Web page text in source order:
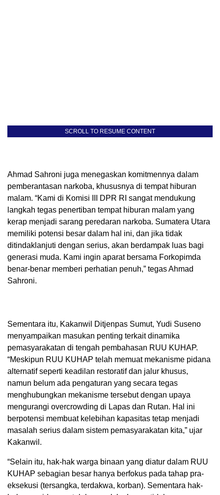
SCROLL TO RESUME CONTENT
Ahmad Sahroni juga menegaskan komitmennya dalam
pemberantasan narkoba, khususnya di tempat hiburan
malam. “Kami di Komisi III DPR RI sangat mendukung
langkah tegas penertiban tempat hiburan malam yang
kerap menjadi sarang peredaran narkoba. Sumatera Utara
memiliki potensi besar dalam hal ini, dan jika tidak
ditindaklanjuti dengan serius, akan berdampak luas bagi
generasi muda. Kami ingin aparat bersama Forkopimda
benar-benar memberi perhatian penuh,” tegas Ahmad
Sahroni.
Sementara itu, Kakanwil Ditjenpas Sumut, Yudi Suseno
menyampaikan masukan penting terkait dinamika
pemasyarakatan di tengah pembahasan RUU KUHAP.
“Meskipun RUU KUHAP telah memuat mekanisme pidana
alternatif seperti keadilan restoratif dan jalur khusus,
namun belum ada pengaturan yang secara tegas
menghubungkan mekanisme tersebut dengan upaya
mengurangi overcrowding di Lapas dan Rutan. Hal ini
berpotensi membuat kelebihan kapasitas tetap menjadi
masalah serius dalam sistem pemasyarakatan kita,” ujar
Kakanwil.
“Selain itu, hak-hak warga binaan yang diatur dalam RUU
KUHAP sebagian besar hanya berfokus pada tahap pra-
eksekusi (tersangka, terdakwa, korban). Sementara hak-